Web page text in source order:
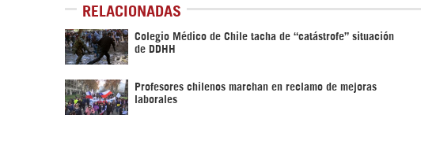
RELACIONADAS
Colegio Médico de Chile tacha de “catástrofe” situación
de DDHH
Profesores chilenos marchan en reclamo de mejoras
laborales